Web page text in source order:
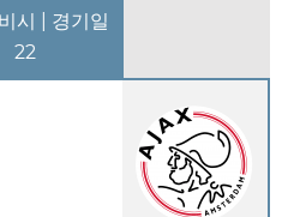
시 | 경기일
22